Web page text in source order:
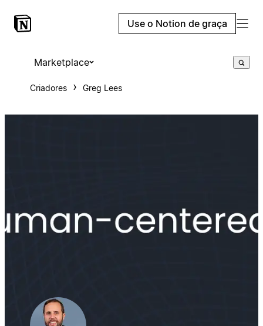
Use o Notion de graça
Marketplace
Criadores Greg Lees